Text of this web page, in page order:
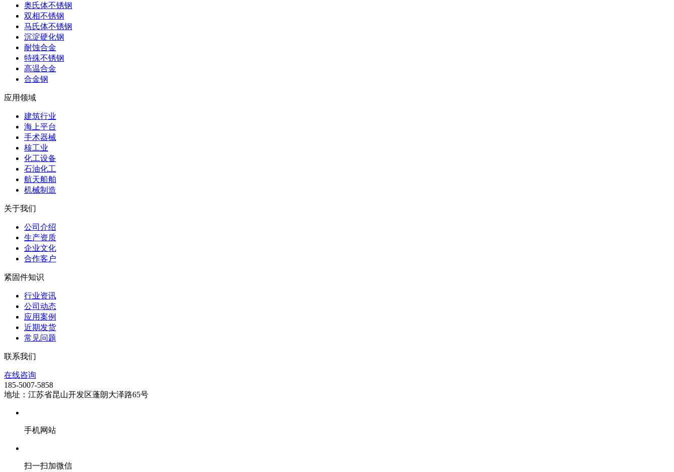
奥氏体不锈钢
双相不锈钢
马氏体不锈钢
沉淀硬化钢
耐蚀合金
特殊不锈钢
高温合金
合金钢
应用领域
建筑行业
海上平台
手术器械
核工业
化工设备
石油化工
航天船舶
机械制造
关于我们
公司介绍
生产资质
企业文化
合作客户
紧固件知识
行业资讯
公司动态
应用案例
近期发货
常见问题
联系我们
在线咨询
185-5007-5858
地址：江苏省昆山开发区蓬朗大泽路65号
手机网站
扫一扫加微信